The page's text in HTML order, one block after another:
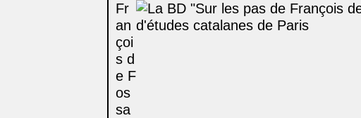
Fr
an
çoi
s d
e F
os
sa